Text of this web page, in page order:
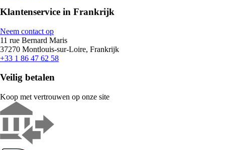
Klantenservice in Frankrijk
Neem contact op
11 rue Bernard Maris
37270 Montlouis-sur-Loire, Frankrijk
+33 1 86 47 62 58
Veilig betalen
Koop met vertrouwen op onze site